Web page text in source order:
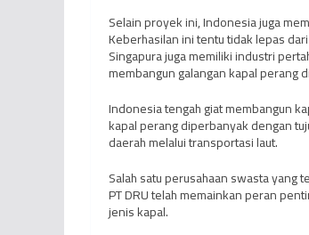
Selain proyek ini, Indonesia juga
Keberhasilan ini tentu tidak lepas
Singapura juga memiliki industri
membangun galangan kapal perang
Indonesia tengah giat membangun
kapal perang diperbanyak dengan
daerah melalui transportasi laut.
Salah satu perusahaan swasta yang
PT DRU telah memainkan peran
jenis kapal.